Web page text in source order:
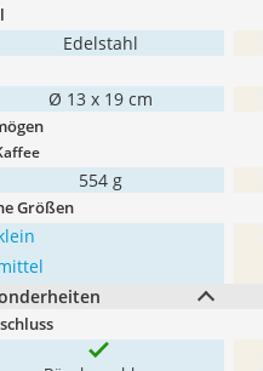
Edelstahl
Ø 13 x 19 cm
554 g
Größen